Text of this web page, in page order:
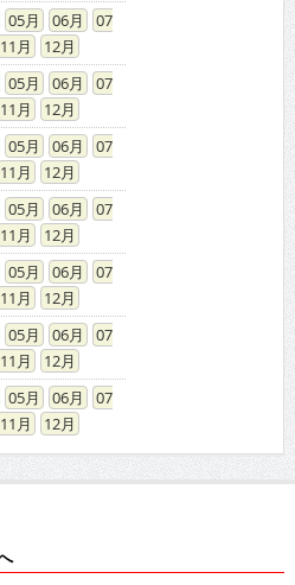
05 06
07
11
12
05 06
07
11
12
05 06
07
11
12
05 06
07
11
12
05 06
07
11
12
05 06
07
11 12